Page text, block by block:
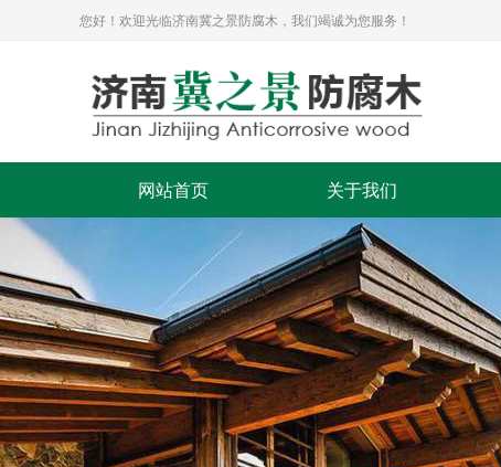
您好！欢迎光临济南冀之景防腐木，我们竭诚为您服务！
网站首页 关于我们